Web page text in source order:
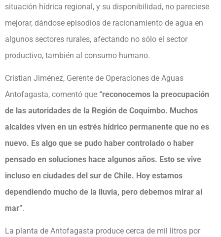
situación hídrica regional, y su disponibilidad, no pareciese
mejorar, dándose episodios de racionamiento de agua en
algunos sectores rurales, afectando no sólo el sector
productivo, también al consumo humano.
Cristian Jiménez, Gerente de Operaciones de Aguas
Antofagasta, comentó que “reconocemos la preocupación
de las autoridades de la Región de Coquimbo. Muchos
alcaldes viven en un estrés hídrico permanente que no es
nuevo. Es algo que se pudo haber controlado o haber
pensado en soluciones hace algunos años. Esto se vive
incluso en ciudades del sur de Chile. Hoy estamos
dependiendo mucho de la lluvia, pero debemos mirar al
mar”.
La planta de Antofagasta produce cerca de mil litros por